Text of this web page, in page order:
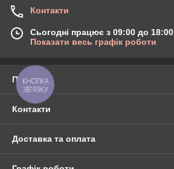
Контакти
Сьогодні працює з 09:00 до 18:00
Показати весь графік роботи
Про нас
Контакти
Доставка та оплата
КНОПКА
ЗВ'ЯЗКУ